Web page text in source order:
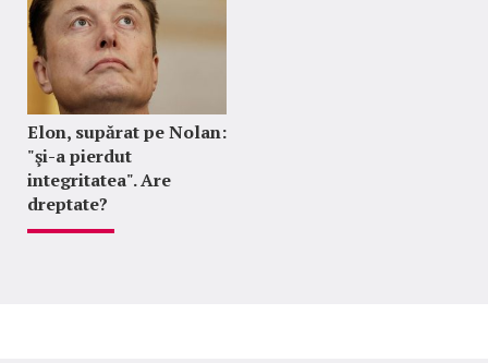
Elon, supărat pe Nolan:
"şi-a pierdut
integritatea". Are
dreptate?